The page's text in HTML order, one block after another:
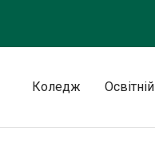
Коледж